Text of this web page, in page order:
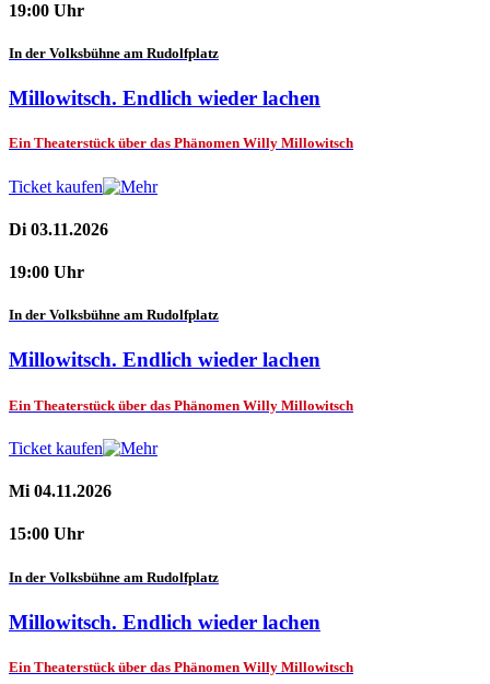
19:00 Uhr
In der Volksbühne am Rudolfplatz
Millowitsch. Endlich wieder lachen
Ein Theaterstück über das Phänomen Willy Millowitsch
Ticket kaufen
Di 03.11.2026
19:00 Uhr
In der Volksbühne am Rudolfplatz
Millowitsch. Endlich wieder lachen
Ein Theaterstück über das Phänomen Willy Millowitsch
Ticket kaufen
Mi 04.11.2026
15:00 Uhr
In der Volksbühne am Rudolfplatz
Millowitsch. Endlich wieder lachen
Ein Theaterstück über das Phänomen Willy Millowitsch